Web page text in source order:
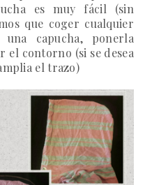
es muy fácil (sin
que coger cualquier
capucha, ponerla
el contorno (si se desea
el trazo)